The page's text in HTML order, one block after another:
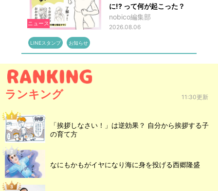
ニュース
に!? って何が起こった？
nobico編集部
2026.08.06
LINEスタンプ お知らせ
ランキング 11:30更新
「挨拶しなさい！」は逆効果？ 自分から挨拶する子
の育て方
なにもかもがイヤになり海に身を投げる西郷隆盛